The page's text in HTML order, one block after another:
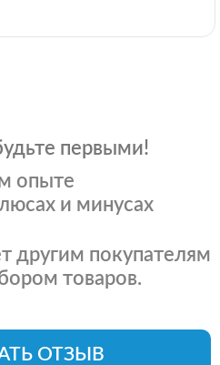
первыми!
опыте
и минусах
другим покупателям
товаров.
ОТЗЫВ